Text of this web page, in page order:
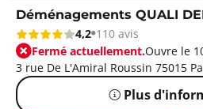
Déménagements QUALI
4,2 110 avis
Fermé actuellement.Ouvre le
3 rue De L'Amiral Roussin 75015
Plus